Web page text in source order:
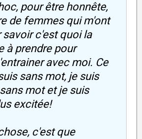
pour être honnête,
de femmes qui m'ont
savoir c'est quoi la
à prendre pour
avec moi. Ce
sans mot, je suis
mot et je suis
excitée!
c'est que